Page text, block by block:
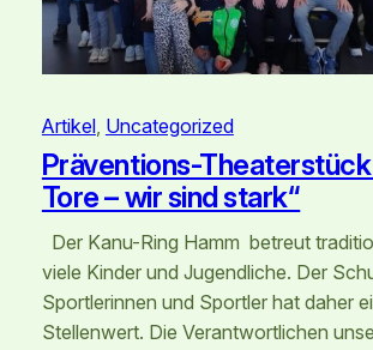
Artikel, Uncategorized
Präventions-
Tore – wir sind stark“
Der Kanu-Ring Hamm betreut
viele Kinder und Jugendliche. Der
Sportlerinnen und Sportler hat daher
Stellenwert. Die Verantwortlichen